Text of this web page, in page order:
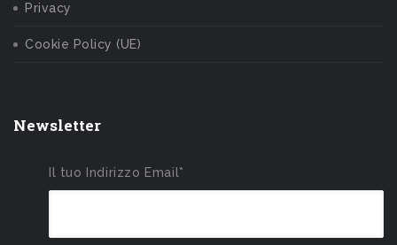
Privacy
Cookie Policy (UE)
Newsletter
Il tuo Indirizzo Email*